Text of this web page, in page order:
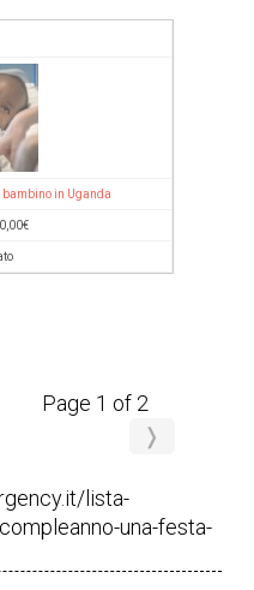
bambino in Uganda
€
Page 1 of 2
❭
lista-
una-festa-